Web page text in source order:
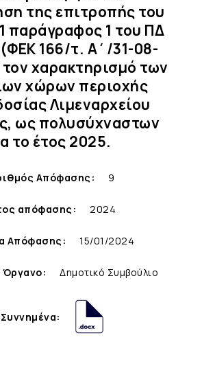
της επιτροπής του
παράγραφος 1 του ΠΔ
166/τ. Α΄/31-08-
χαρακτηρισμό των
χώρων περιοχής
Λιμεναρχείου
ως πολυσύχναστων
το έτος 2025.
Απόφασης: 9
απόφασης: 2024
Απόφασης: 15/01/2024
Όργανο: Δημοτικό Συμβούλιο
Συννημένα: